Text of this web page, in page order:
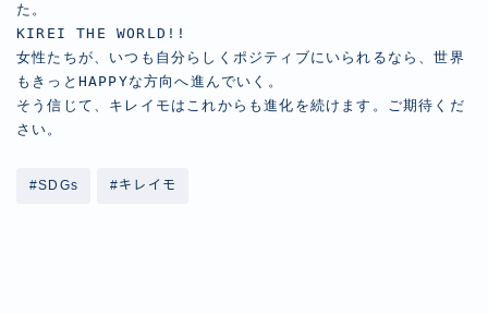
た。
KIREI THE WORLD!!
女性たちが、いつも自分らしくポジティブにいられるなら、世界
もきっとHAPPYな方向へ進んでいく。
そう信じて、キレイモはこれからも進化を続けます。ご期待くだ
さい。
#SDGs #キレイモ